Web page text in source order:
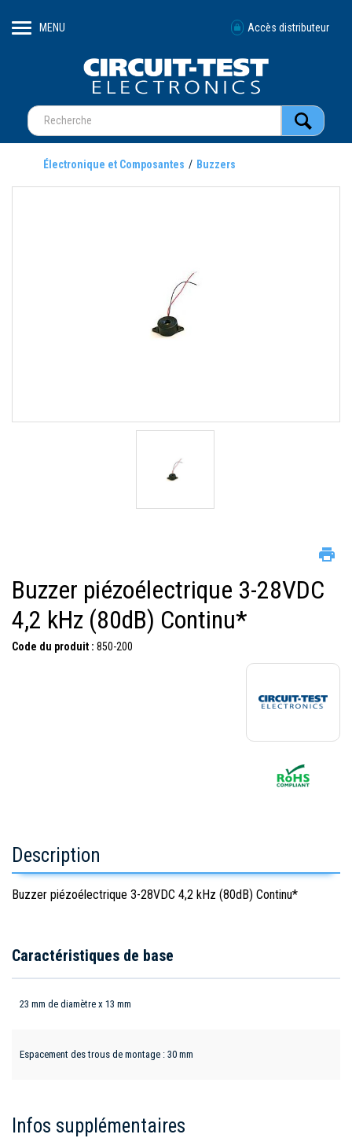
MENU Accès distributeur
Électronique et Composantes Buzzers
Buzzer piézoélectrique 3-28VDC
4,2 kHz (80dB) Continu*
Code du produit : 850-200
Description
Buzzer piézoélectrique 3-28VDC 4,2 kHz (80dB) Continu*
Caractéristiques de base
23 mm de diamètre x 13 mm
Espacement des trous de montage : 30 mm
Infos supplémentaires